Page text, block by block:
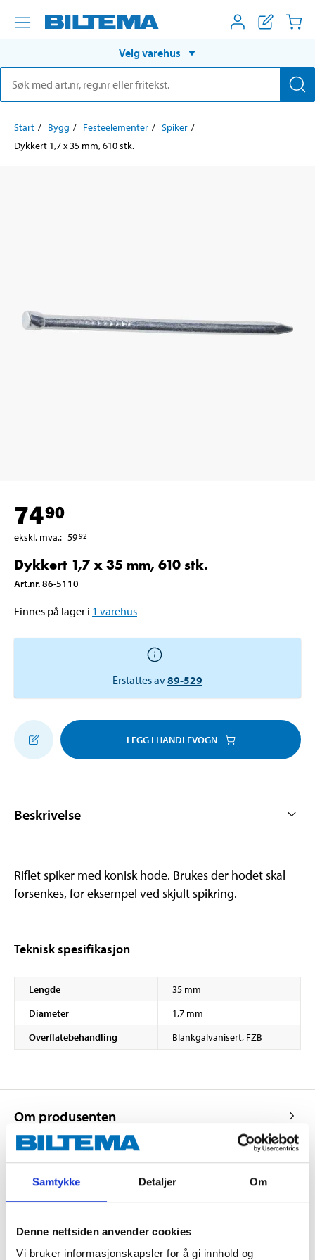
Samtykke Detaljer Om
Denne nettsiden anvender cookies
Vi bruker informasjonskapsler for å gi innhold og
Velg varehus
Start Bygg Festeelementer
Spiker
Dykkert 1,7 x 35 mm, 610 stk.
7490
ekskl. mva.: 5992
Dykkert 1,7 x 35 mm, 610 stk.
Art.nr.86-5110
Finnes på lager i 1 varehus
Erstattes av89-529
LEGG I HANDLEVOGN
Beskrivelse
Riflet spiker med konisk hode. Brukes der hodet skal
forsenkes, for eksempel ved skjult spikring.
Teknisk spesifikasjon
Lengde
35 mm
Diameter
1,7 mm
Overflatebehandling
Blankgalvanisert, FZB
Om produsenten
Kjøp & Hent